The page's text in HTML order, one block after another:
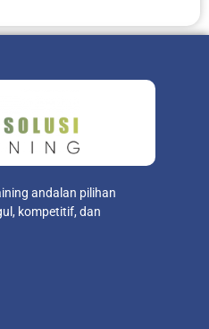
andalan pilihan
kompetitif, dan